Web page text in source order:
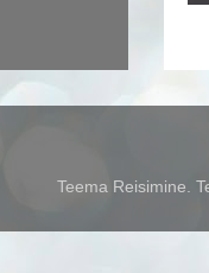
Teema Reisimine.